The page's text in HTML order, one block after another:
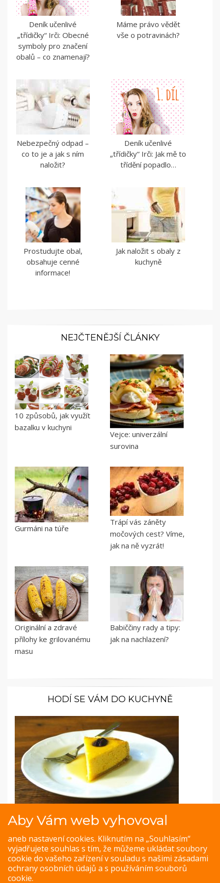
Deník učenlivé
„třídičky“ Irči: Obecné
symboly pro značení
obalů – co znamenají?
Máme právo vědět
vše o potravinách?
Nebezpečný odpad –
co to je a jak s ním
naložit?
Deník učenlivé
„třídičky“ Irči: Jak mě to
třídění popadlo…
Prostudujte obal,
obsahuje cenné
informace!
Jak naložit s obaly z
kuchyně
NEJČTENĚJŠÍ ČLÁNKY
10 způsobů, jak využít
bazalku v kuchyni
Vejce: univerzální
surovina
Gurmáni na túře
Trápí vás záněty
močových cest? Víme,
jak na ně vyzrát!
Originální a zdravé
přílohy ke grilovanému
masu
Babiččiny rady a tipy:
jak na nachlazení?
HODÍ SE VÁM DO KUCHYNĚ
Fotopostup: Dýňový koláč s pekanovými
ořechy a javorovým sirupem
Sladký dýňový koláč se inspiroval tradicí Díkuvzdání. Stějně
tak výborný bude i s vlašskými ořechy z české zahrádky.
Aby Vám web vyhovoval
aneb nastavení cookies. Kliknutím na „Souhlasím“
vyjadřujete souhlas s tím, že můžeme ukládat soubory
cookie do vašeho zařízení v souladu s našimi zásadami
ochrany osobních údajů a s používáním souborů
cookie.